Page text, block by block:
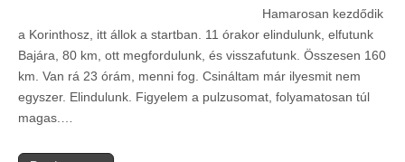
Hamarosan kezdődik
a Korinthosz, itt állok a startban. 11 órakor elindulunk, elfutunk
Bajára, 80 km, ott megfordulunk, és visszafutunk. Összesen 160
km. Van rá 23 órám, menni fog. Csináltam már ilyesmit nem
egyszer. Elindulunk. Figyelem a pulzusomat, folyamatosan túl
magas.…